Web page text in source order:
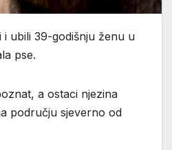
i ubili 39-godišnju ženu u
pse.
a ostaci njezina
području sjeverno od